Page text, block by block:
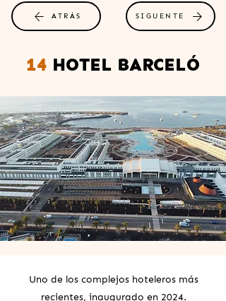
ATRÁS SIGUENTE
14 HOTEL BARCELÓ
Uno de los complejos hoteleros más
recientes, inaugurado en 2024.